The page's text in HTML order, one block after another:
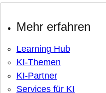
Mehr erfahren
Learning Hub
KI-Themen
KI-Partner
Services für KI